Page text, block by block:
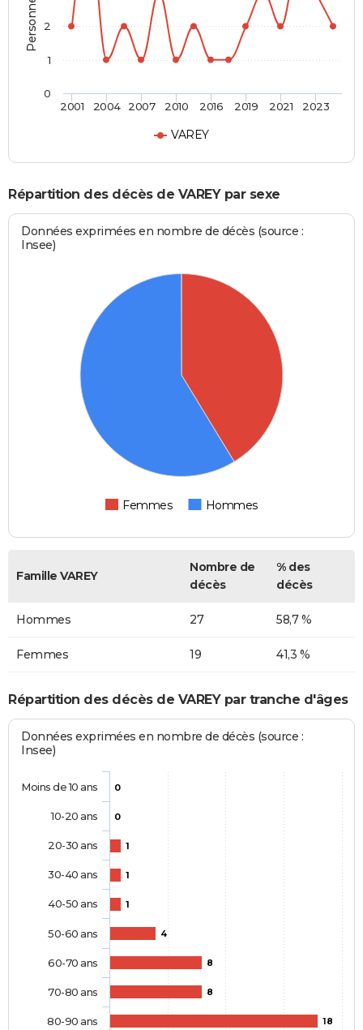
VAREY
2001 2004 2007 2010 2016 2019 2021 2023
0
1
2
Répartition des décès de VAREY par sexe
Données exprimées en nombre de décès (source :
Insee)
Femmes Hommes
Famille VAREY
Nombre de
décès
% des
décès
Hommes 27 58,7 %
Femmes 19 41,3 %
Répartition des décès de VAREY par tranche d'âges
Données exprimées en nombre de décès (source :
Insee)
0
0
1
1
1
4
8
8
18
Moins de 10 ans
10-20 ans
20-30 ans
30-40 ans
40-50 ans
50-60 ans
60-70 ans
70-80 ans
80-90 ans